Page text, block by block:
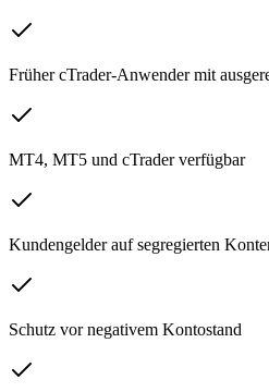
Früher cTrader-Anwender mit
MT4, MT5 und cTrader verfügbar
Kundengelder auf segregierten
Schutz vor negativem Kontostand